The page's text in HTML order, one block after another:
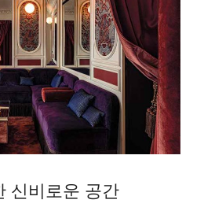
신비로운 공간